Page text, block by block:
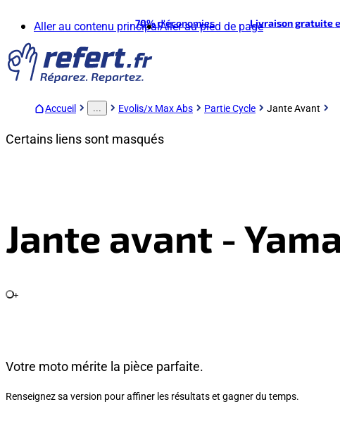
Aller au contenu principalAller au pied de page
70%d'économies Livraison gratuite
Accueil ... Evolis/x Max Abs Partie Cycle Jante Avant
Certains liens sont masqués
Jante avant -
+
Votre moto mérite la pièce parfaite.
Renseignez sa version pour affiner les résultats et gagner du temps.